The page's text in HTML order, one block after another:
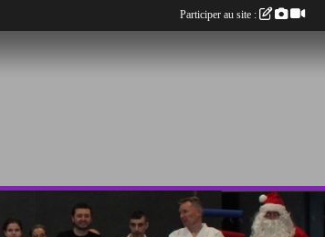
Participer au site :